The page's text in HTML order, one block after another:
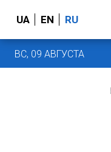
UA EN RU
ВС, 09 АВГУСТА